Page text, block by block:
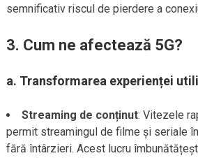
semnificativ riscul de pierdere a
3. Cum ne afectează 5G?
a. Transformarea experienței
Streaming de conținut: Vitezele
permit streamingul de filme și seriale
fără întârzieri. Acest lucru